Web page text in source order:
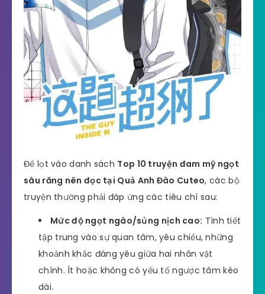
Để lọt vào danh sách Top 10 truyện đam mỹ ngọt
sâu răng nên đọc tại Quả Anh Đào Cuteo, các bộ
truyện thường phải đáp ứng các tiêu chí sau:
Mức độ ngọt ngào/sủng nịch cao: Tình tiết
tập trung vào sự quan tâm, yêu chiều, những
khoảnh khắc đáng yêu giữa hai nhân vật
chính. Ít hoặc không có yếu tố ngược tâm kéo
dài.